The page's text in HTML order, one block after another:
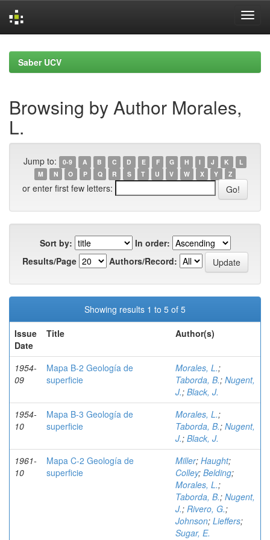
navigationSaber UCV
Browsing by Author Morales,
L.
Jump to: 0-9 A B C D E F G H I J K
L
M
N O P Q R S T U V W X Y Z
or enter first few letters:
Sort by:
In order:
Results/Page
Authors/Record:
Showing results 1 to 5 of 5
Issue
Date
Title Author(s)
1954-
09
Mapa B-2 Geología de
superficie
Morales, L.;
Taborda, B.; Nugent,
J.; Black, J.
1954-
10
Mapa B-3 Geología de
superficie
Morales, L.;
Taborda, B.; Nugent,
J.; Black, J.
1961-
10
Mapa C-2 Geología de
superficie
Miller; Haught;
Colley; Belding;
Morales, L.;
Taborda, B.; Nugent,
J.; Rivero, G.;
Johnson; Lieffers;
Sugar, E.